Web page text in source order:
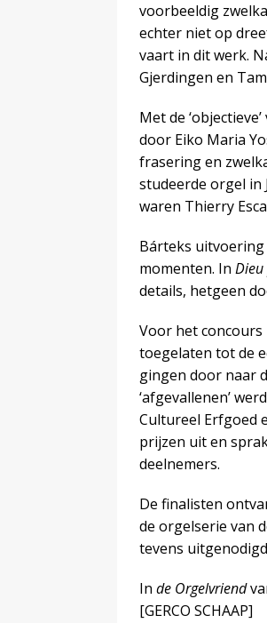
voorbeeldig
echter niet op
vaart in dit werk.
Gjerdingen en
Met de
door Eiko Maria
frasering en
studeerde orgel in
waren Thierry
Bárteks uitvoering
momenten. In
details, hetgeen
Voor het concours
toegelaten tot de
gingen door naar
‘afgevallenen’
Cultureel Erfgoed
prijzen uit en
deelnemers.
De finalisten
de orgelserie van
tevens
In de Orgelvriend
[GERCO SCHAAP]